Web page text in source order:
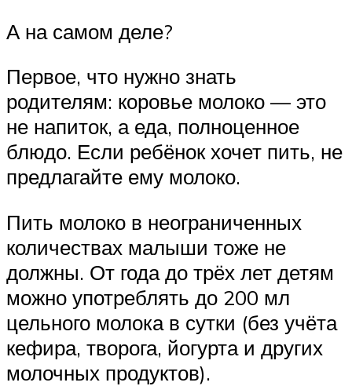
А на самом деле?
Первое, что нужно знать
родителям: коровье молоко — это
не напиток, а еда, полноценное
блюдо. Если ребёнок хочет пить, не
предлагайте ему молоко.
Пить молоко в неограниченных
количествах малыши тоже не
должны. От года до трёх лет детям
можно употреблять до 200 мл
цельного молока в сутки (без учёта
кефира, творога, йогурта и других
молочных продуктов).